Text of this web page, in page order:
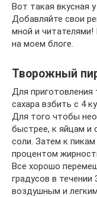
Вот такая вкусная
Добавляйте свои
мной и
на моем блоге.
Творожный
Для приготовления
сахара взбить с 4
Для того чтобы
быстрее, к яйцам и
соли. Затем к
процентом
Все хорошо
градусов в
воздушным и